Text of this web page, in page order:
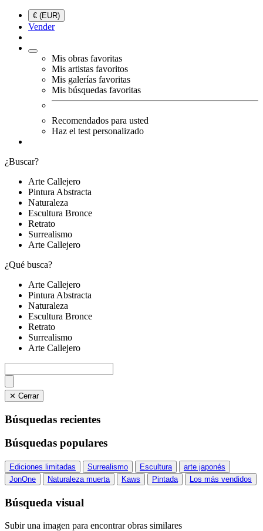
€ (EUR)
Vender
Mis obras favoritas
Mis artistas favoritos
Mis galerías favoritas
Mis búsquedas favoritas
Recomendados para usted
Haz el test personalizado
¿Buscar?
Arte Callejero
Pintura Abstracta
Naturaleza
Escultura Bronce
Retrato
Surrealismo
Arte Callejero
¿Qué busca?
Arte Callejero
Pintura Abstracta
Naturaleza
Escultura Bronce
Retrato
Surrealismo
Arte Callejero
✕ Cerrar
Búsquedas recientes
Búsquedas populares
Ediciones limitadas Surrealismo Escultura
arte japonés
JonOne
Naturaleza muerta Kaws Pintada Los más vendidos
Búsqueda visual
Subir una imagen para encontrar obras similares